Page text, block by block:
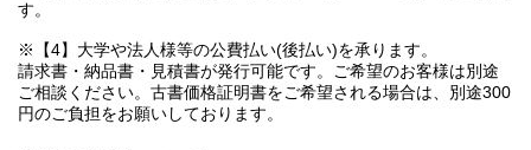
す。
※【4】大学や法人様等の公費払い(後払い)を承ります。
請求書・納品書・見積書が発行可能です。ご希望のお客様は別途
ご相談ください。古書価格証明書をご希望される場合は、別途300
円のご負担をお願いしております。